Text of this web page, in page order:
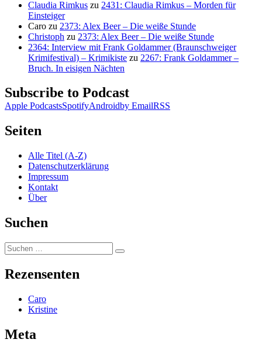
Claudia Rimkus zu 2431: Claudia Rimkus – Morden für
Einsteiger
Caro zu 2373: Alex Beer – Die weiße Stunde
Christoph zu 2373: Alex Beer – Die weiße Stunde
2364: Interview mit Frank Goldammer (Braunschweiger
Krimifestival) – Krimikiste zu 2267: Frank Goldammer –
Bruch. In eisigen Nächten
Subscribe to Podcast
Apple PodcastsSpotifyAndroidby EmailRSS
Seiten
Alle Titel (A-Z)
Datenschutzerklärung
Impressum
Kontakt
Über
Suchen
Suchen
nach:
Suchen
Rezensenten
Caro
Kristine
Meta